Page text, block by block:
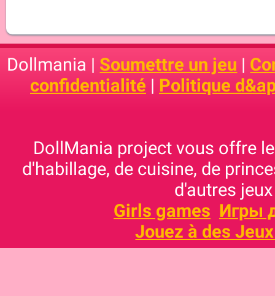
Dollmania | Soumettre un jeu |
confidentialité | Politique
DollMania project vous offre
d'habillage, de cuisine, de
d'autres
Girls games Игры
Jouez à des